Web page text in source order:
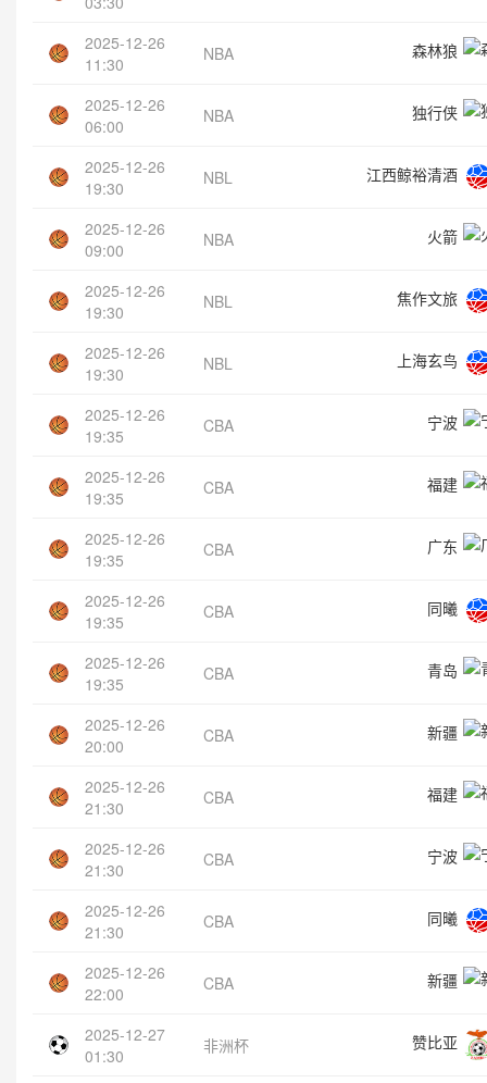
2025-12-26
11:30
NBA 森林狼
2025-12-26
06:00
NBA 独行侠
2025-12-26
19:30
NBL 江西鲸裕清酒
2025-12-26
09:00
NBA 火箭
2025-12-26
19:30
NBL 焦作文旅
2025-12-26
19:30
NBL 上海玄鸟
2025-12-26
19:35
CBA 宁波
2025-12-26
19:35
CBA 福建
2025-12-26
19:35
CBA 广东
2025-12-26
19:35
CBA 同曦
2025-12-26
19:35
CBA 青岛
2025-12-26
20:00
CBA 新疆
2025-12-26
21:30
CBA 福建
2025-12-26
21:30
CBA 宁波
2025-12-26
21:30
CBA 同曦
2025-12-26
22:00
CBA 新疆
2025-12-27
01:30
非洲杯 赞比亚